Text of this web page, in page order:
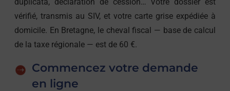
vérifié, transmis au SIV, et votre carte grise expédiée à
domicile. En Bretagne, le cheval fiscal — base de calcul
de la taxe régionale — est de 60 €.
Commencez votre demande
en ligne